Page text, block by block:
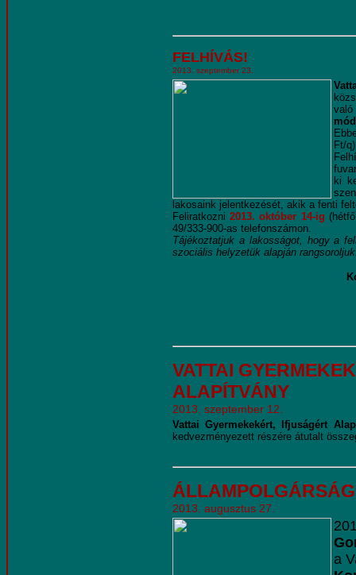
FELHÍVÁS!
2013. szeptember 23.
Ft/
ki
lakosaink jelentkezését, akik a fenti
Feliratkozni2013. október 14-ig
49/333-900-as telefonszámon.
Tájékoztatjuk a lakosságot, hogy a
szociális helyzetük alapján
VATTAI
ALAPÍTVÁNY
2013. szeptember 12.
Vattai Gyermekekért, Ifjuságért
kedvezményezett részére átutalt
2013. augusztus 27.
a